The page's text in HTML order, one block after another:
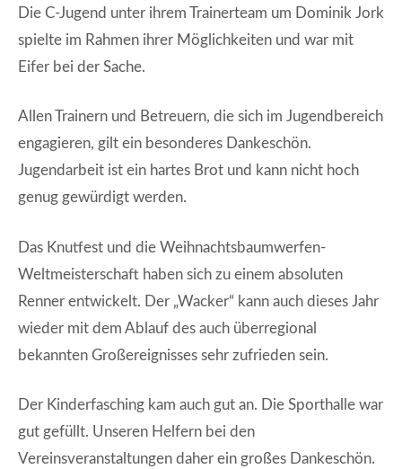
Die C-Jugend unter ihrem Trainerteam um Dominik Jork
spielte im Rahmen ihrer Möglichkeiten und war mit
Eifer bei der Sache.
Allen Trainern und Betreuern, die sich im Jugendbereich
engagieren, gilt ein besonderes Dankeschön.
Jugendarbeit ist ein hartes Brot und kann nicht hoch
genug gewürdigt werden.
Das Knutfest und die Weihnachtsbaumwerfen-
Weltmeisterschaft haben sich zu einem absoluten
Renner entwickelt. Der „Wacker“ kann auch dieses Jahr
wieder mit dem Ablauf des auch überregional
bekannten Großereignisses sehr zufrieden sein.
Der Kinderfasching kam auch gut an. Die Sporthalle war
gut gefüllt. Unseren Helfern bei den
Vereinsveranstaltungen daher ein großes Dankeschön.